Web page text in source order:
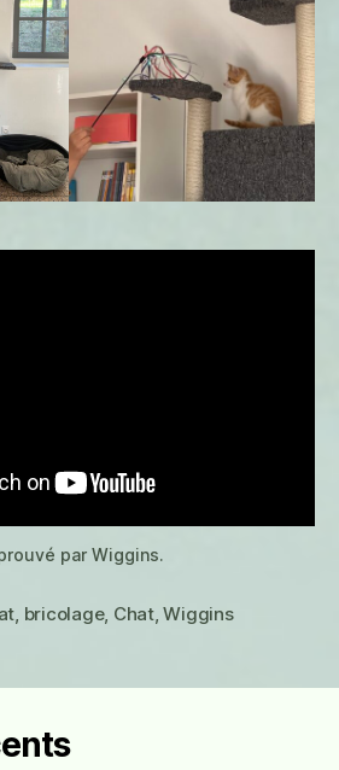
par Wiggins.
, bricolage, Chat,Wiggins